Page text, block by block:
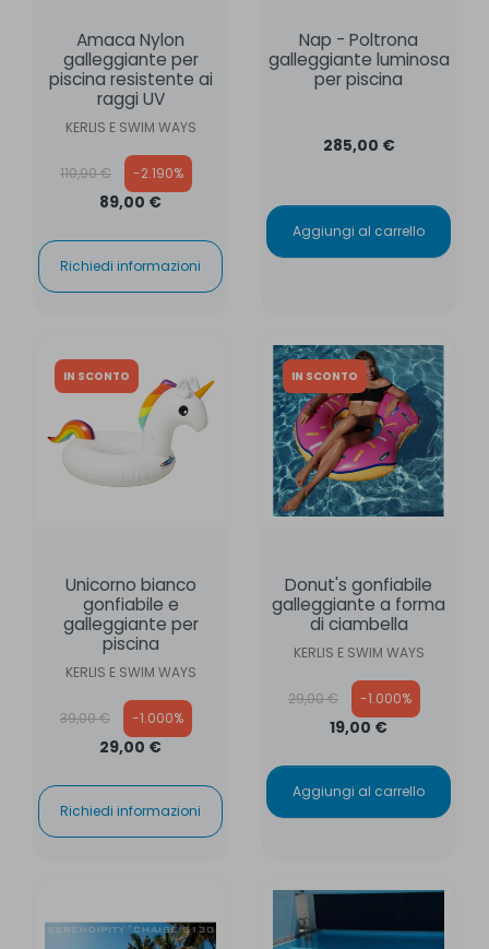
Amaca Nylon
galleggiante per
piscina resistente ai
raggi UV
KERLIS E SWIM WAYS
Prezzo base
110,90 € -2.190%
89,00 €
Richiedi informazioni
Nap - Poltrona
galleggiante luminosa
per piscina
285,00 €
Aggiungi al carrello
Unicorno bianco
gonfiabile e
galleggiante per
piscina
KERLIS E SWIM WAYS
Prezzo base
39,00 € -1.000%
29,00 €
Richiedi informazioni
IN SCONTO
Donut's gonfiabile
galleggiante a forma
di ciambella
KERLIS E SWIM WAYS
Prezzo base
29,00 € -1.000%
19,00 €
Aggiungi al carrello
IN SCONTO